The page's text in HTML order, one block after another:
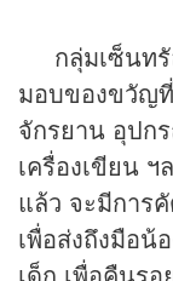
กลุ่มเซ็นทรั
มอบของขวัญ
จักรยาน อุปก
เครื่องเขียน
แล้ว จะมีการ
เพื่อส่งถึงมือน้